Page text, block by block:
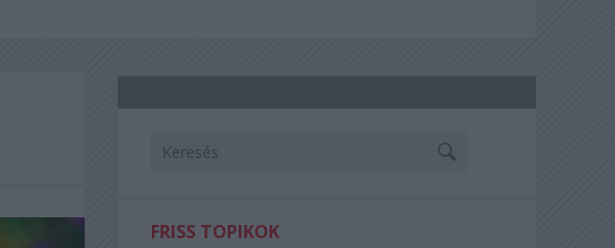
FRISS TOPIKOK